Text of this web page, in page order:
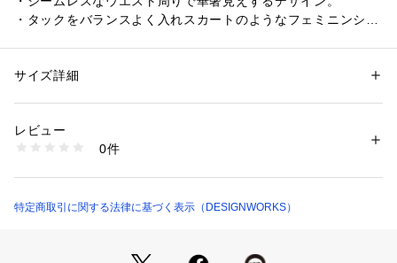
・タックをバランスよく入れスカートのようなフェミニンシル
選ばない♪
落ち着きのあるニュアンスカラーとすっきりとしたミニマムな
デザインが大人っぽいワイドパンツ。
インしてもアウトでも綺麗に着られるウエストデザインなので
性別：レディース
素材：レーヨン67% コットン33%
洗濯：手洗い可
※詳しい洗濯方法については、商品の品質表示タグをご覧ください
32406050000 （ショップ）
サイズ詳細
レビュー
0件
特定商取引に関する法律に基づく表示（DESIGNWORKS）